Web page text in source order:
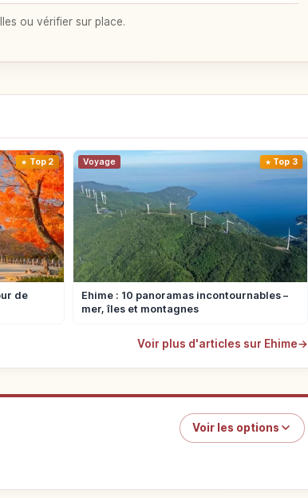
ou vérifier sur place.
Top 2
de
Voyage Top 3
Ehime : 10 panoramas incontournables –
mer, îles et montagnes
Voir plus d'articles sur Ehime→
Voir les options